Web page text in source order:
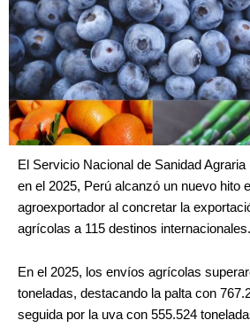
El Servicio Nacional de Sanidad
en el 2025, Perú alcanzó un nuevo hito
agroexportador al concretar la
agrícolas a 115 destinos internacionales.
En el 2025, los envíos agrícolas
toneladas, destacando la palta con
seguida por la uva con 555.524